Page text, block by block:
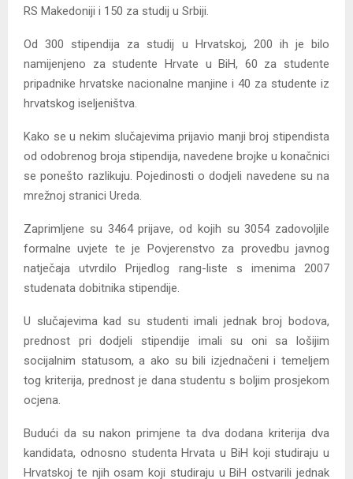
RS Makedoniji i 150 za studij u Srbiji.
Od 300 stipendija za studij u Hrvatskoj, 200 ih je bilo
namijenjeno za studente Hrvate u BiH, 60 za studente
pripadnike hrvatske nacionalne manjine i 40 za studente iz
hrvatskog iseljeništva.
Kako se u nekim slučajevima prijavio manji broj stipendista
od odobrenog broja stipendija, navedene brojke u konačnici
se ponešto razlikuju. Pojedinosti o dodjeli navedene su na
mrežnoj stranici Ureda.
Zaprimljene su 3464 prijave, od kojih su 3054 zadovoljile
formalne uvjete te je Povjerenstvo za provedbu javnog
natječaja utvrdilo Prijedlog rang-liste s imenima 2007
studenata dobitnika stipendije.
U slučajevima kad su studenti imali jednak broj bodova,
prednost pri dodjeli stipendije imali su oni sa lošijim
socijalnim statusom, a ako su bili izjednačeni i temeljem
tog kriterija, prednost je dana studentu s boljim prosjekom
ocjena.
Budući da su nakon primjene ta dva dodana kriterija dva
kandidata, odnosno studenta Hrvata u BiH koji studiraju u
Hrvatskoj te njih osam koji studiraju u BiH ostvarili jednak